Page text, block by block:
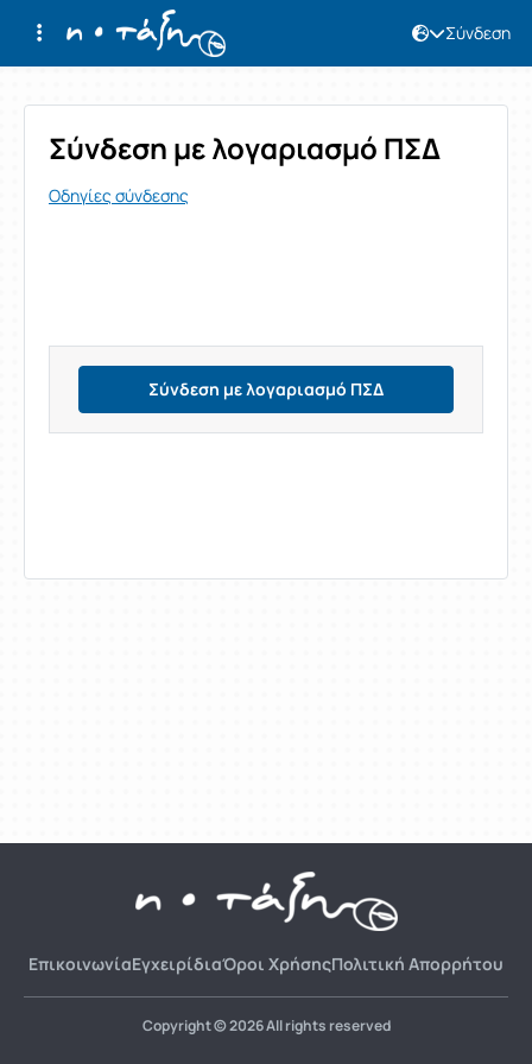
Σύνδεση
Σύνδεση
Σύνδεση με λογαριασμό ΠΣΔ
Οδηγίες σύνδεσης
Σύνδεση με λογαριασμό ΠΣΔ
ΕπικοινωνίαΕγχειρίδιαΌροι ΧρήσηςΠολιτική Απορρήτου
Copyright © 2026 All rights reserved